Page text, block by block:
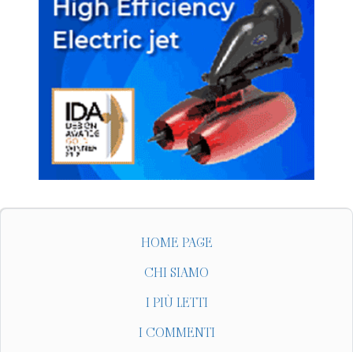
HOME PAGE
CHI SIAMO
I PIÙ LETTI
I COMMENTI